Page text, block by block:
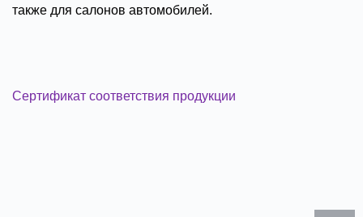
также для салонов автомобилей.
Сертификат соответствия продукции